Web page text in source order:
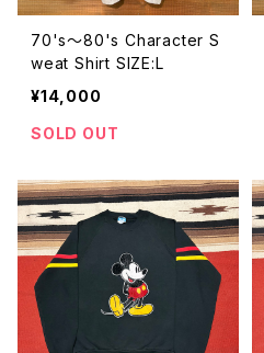
70's〜80's Character S
weat Shirt SIZE:L
¥14,000
SOLD OUT